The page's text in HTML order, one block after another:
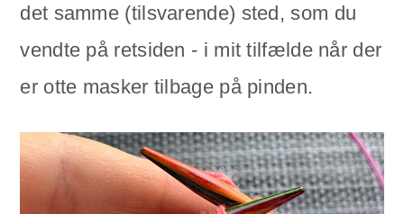
det samme (tilsvarende) sted, som du
vendte på retsiden - i mit tilfælde når der
er otte masker tilbage på pinden.